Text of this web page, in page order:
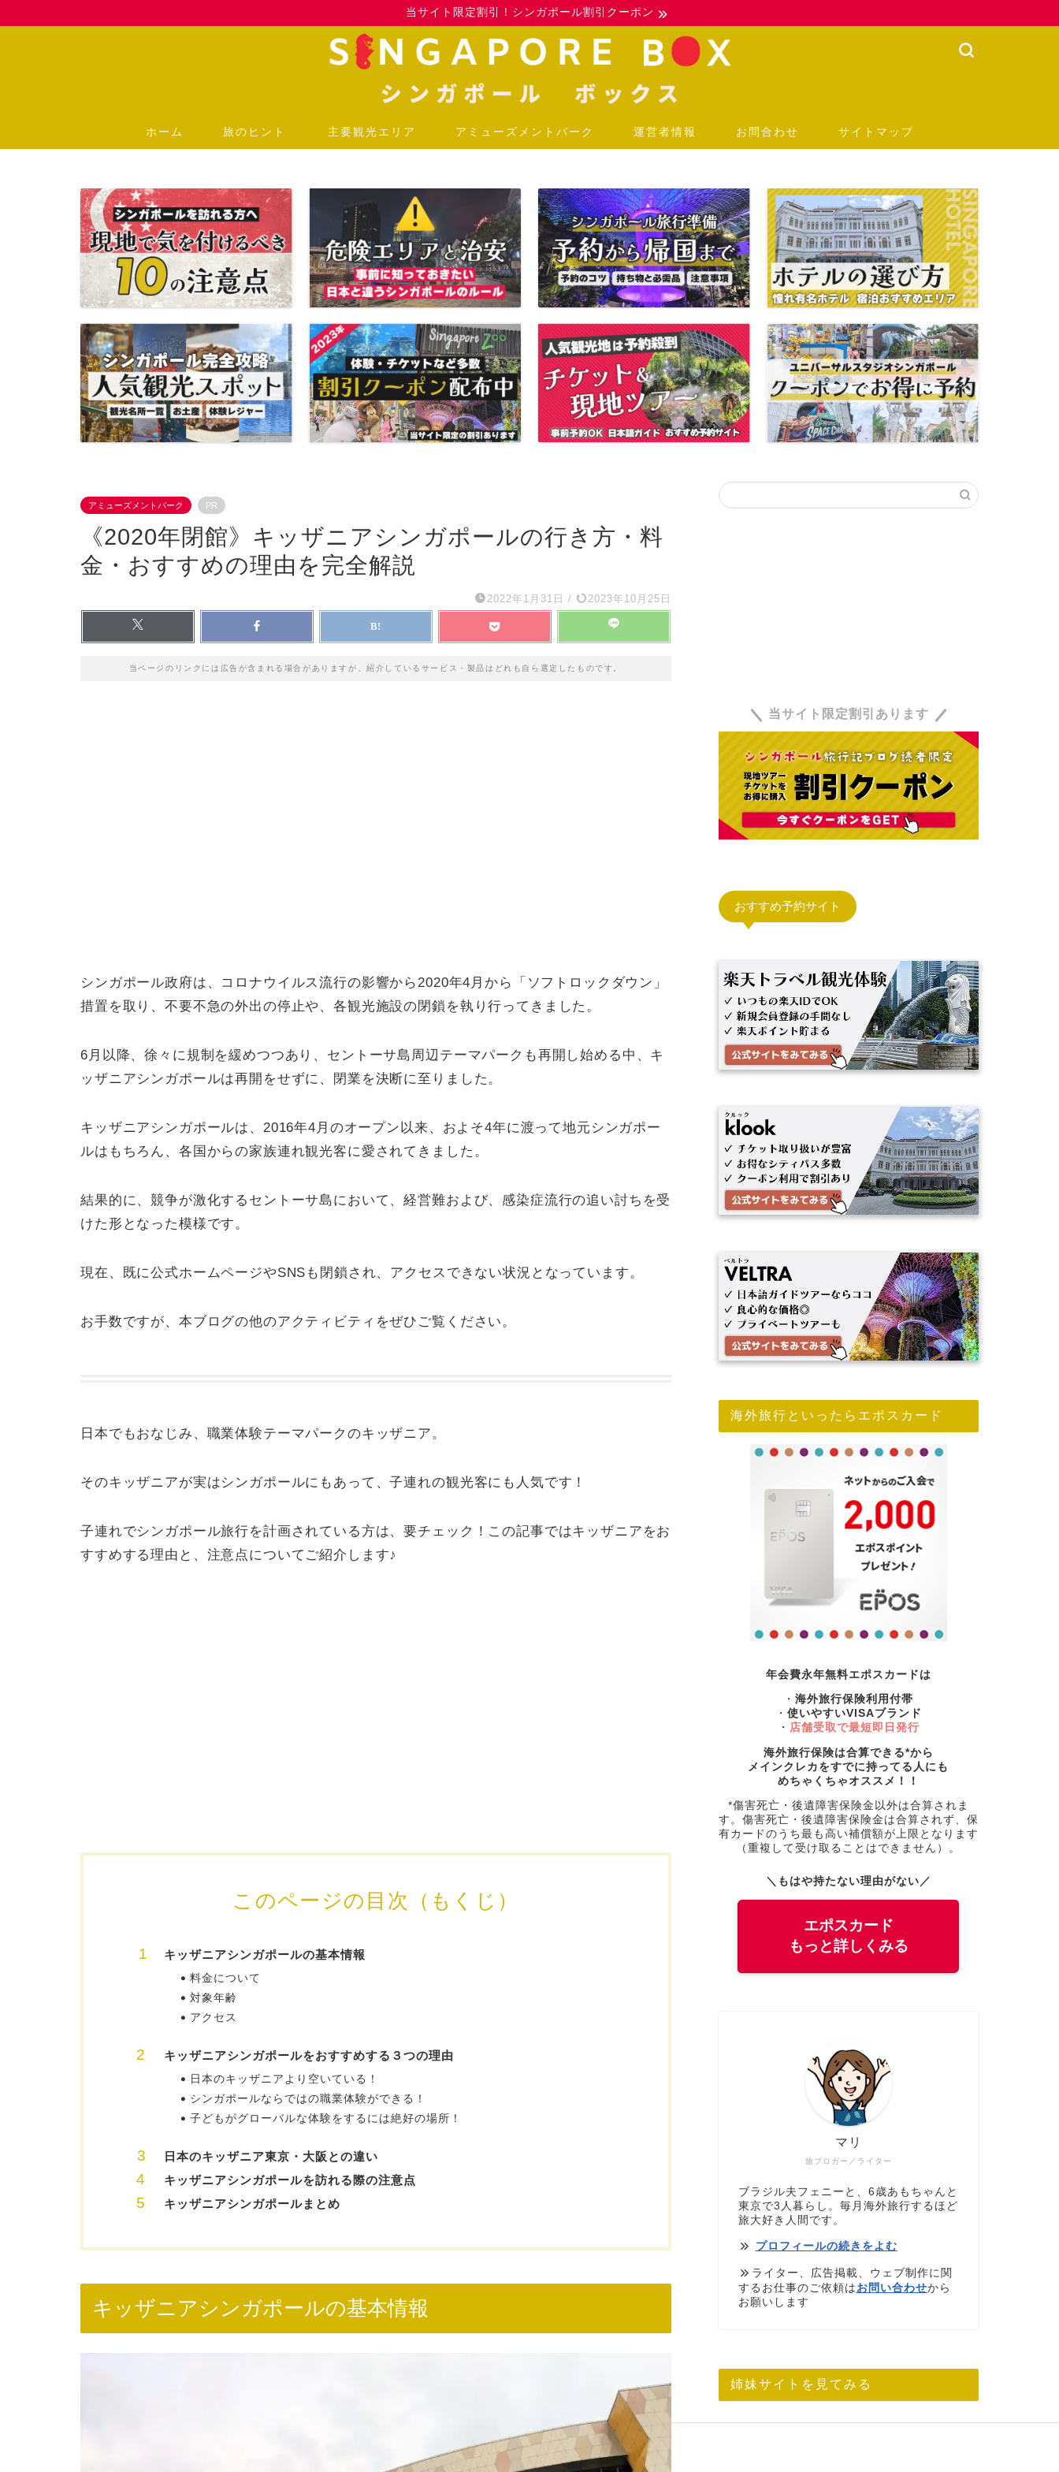
当サイト限定割引！シンガポール割引クーポン
ホーム 旅のヒント 主要観光エリア アミューズメントパーク 運営者情報 お問合わせ サイトマップ
アミューズメントパーク PR
《2020年閉館》キッザニアシンガポールの行き方・料
金・おすすめの理由を完全解説
2022年1月31日 / 2023年10月25日
当ページのリンクには広告が含まれる場合がありますが、紹介しているサービス・製品はどれも自ら選定したものです。
シンガポール政府は、コロナウイルス流行の影響から2020年4月から「ソフトロックダウン」
措置を取り、不要不急の外出の停止や、各観光施設の閉鎖を執り行ってきました。
6月以降、徐々に規制を緩めつつあり、セントーサ島周辺テーマパークも再開し始める中、キ
ッザニアシンガポールは再開をせずに、閉業を決断に至りました。
キッザニアシンガポールは、2016年4月のオープン以来、およそ4年に渡って地元シンガポー
ルはもちろん、各国からの家族連れ観光客に愛されてきました。
結果的に、競争が激化するセントーサ島において、経営難および、感染症流行の追い討ちを受
けた形となった模様です。
現在、既に公式ホームページやSNSも閉鎖され、アクセスできない状況となっています。
お手数ですが、本ブログの他のアクティビティをぜひご覧ください。
日本でもおなじみ、職業体験テーマパークのキッザニア。
そのキッザニアが実はシンガポールにもあって、子連れの観光客にも人気です！
子連れでシンガポール旅行を計画されている方は、要チェック！この記事ではキッザニアをお
すすめする理由と、注意点についてご紹介します♪
このページの目次（もくじ）
キッザニアシンガポールの基本情報
料金について
対象年齢
アクセス
キッザニアシンガポールをおすすめする３つの理由
日本のキッザニアより空いている！
シンガポールならではの職業体験ができる！
子どもがグローバルな体験をするには絶好の場所！
日本のキッザニア東京・大阪との違い
キッザニアシンガポールを訪れる際の注意点
キッザニアシンガポールまとめ
キッザニアシンガポールの基本情報
当サイト限定割引あります
おすすめ予約サイト
海外旅行といったらエポスカード
年会費永年無料エポスカードは
・海外旅行保険利用付帯
・ 使いやすいVISAブランド
・ 店舗受取で最短即日発行
海外旅行保険は合算できる*から
メインクレカをすでに持ってる人にも
めちゃくちゃオススメ！！
*傷害死亡・後遺障害保険金以外は合算されま
す。傷害死亡・後遺障害保険金は合算されず、保
有カードのうち最も高い補償額が上限となります
（重複して受け取ることはできません）。
＼もはや持たない理由がない／
エポスカード
もっと詳しくみる
旅ブロガー／ライター
マリ
ブラジル夫フェニーと、6歳あもちゃんと
東京で3人暮らし。毎月海外旅行するほど
旅大好き人間です。
プロフィールの続きをよむ
ライター、広告掲載、ウェブ制作に関
するお仕事のご依頼は お問い合わせから
お願いします
姉妹サイトを見てみる